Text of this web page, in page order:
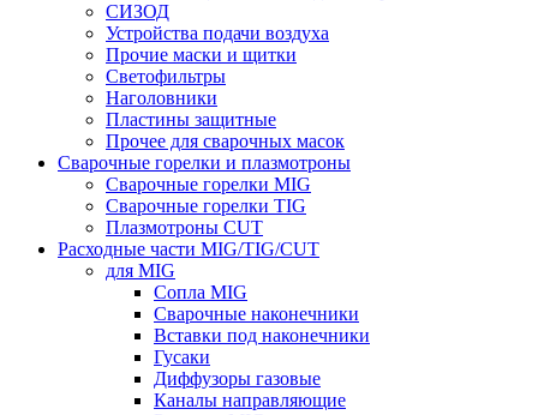
СИЗОД
Устройства подачи воздуха
Прочие маски и щитки
Светофильтры
Наголовники
Пластины защитные
Прочее для сварочных масок
Сварочные горелки и плазмотроны
Сварочные горелки MIG
Сварочные горелки TIG
Плазмотроны CUT
Расходные части MIG/TIG/CUT
для MIG
Сопла MIG
Сварочные наконечники
Вставки под наконечники
Гусаки
Диффузоры газовые
Каналы направляющие